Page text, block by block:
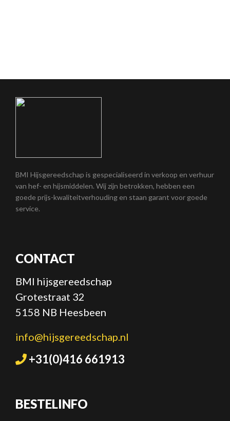
BMI Hijsgereedschap is gespecialiseerd in verkoop en verhuur
van hef- en hijsmiddelen. Wij zijn betrokken, hebben een
goede prijs-kwaliteitverhouding en staan garant voor goede
service.
CONTACT
BMI hijsgereedschap
Grotestraat 32
5158 NB Heesbeen
info@hijsgereedschap.nl
+31(0)416 661913
BESTELINFO